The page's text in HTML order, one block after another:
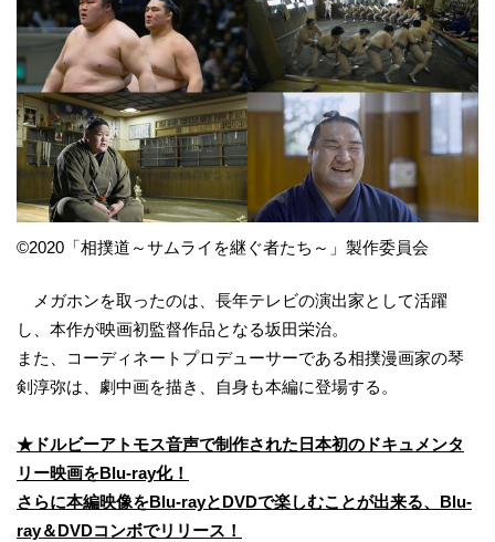
©2020「相撲道～サムライを継ぐ者たち～」製作委員会
メガホンを取ったのは、長年テレビの演出家として活躍
し、本作が映画初監督作品となる坂田栄治。
また、コーディネートプロデューサーである相撲漫画家の琴
剣淳弥は、劇中画を描き、自身も本編に登場する。
★ドルビーアトモス音声で制作された日本初のドキュメンタ
リー映画をBlu-ray化！
さらに本編映像をBlu-rayとDVDで楽しむことが出来る、Blu-
ray＆DVDコンボでリリース！